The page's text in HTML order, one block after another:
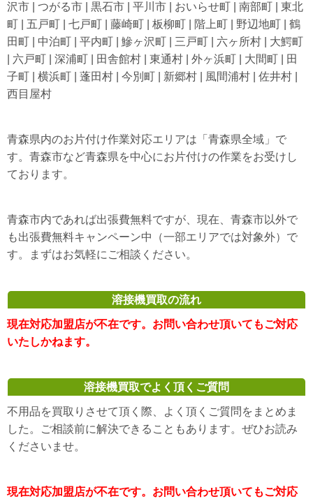
沢市 | つがる市 | 黒石市 | 平川市 | おいらせ町 | 南部町 | 東北
町 | 五戸町 | 七戸町 | 藤崎町 | 板柳町 | 階上町 | 野辺地町 | 鶴
田町 | 中泊町 | 平内町 | 鰺ヶ沢町 | 三戸町 | 六ヶ所村 | 大鰐町
| 六戸町 | 深浦町 | 田舎館村 | 東通村 | 外ヶ浜町 | 大間町 | 田
子町 | 横浜町 | 蓬田村 | 今別町 | 新郷村 | 風間浦村 | 佐井村 |
西目屋村
青森県内のお片付け作業対応エリアは「青森県全域」で
す。青森市など青森県を中心にお片付けの作業をお受けし
ております。
青森市内であれば出張費無料ですが、現在、青森市以外で
も出張費無料キャンペーン中（一部エリアでは対象外）で
す。まずはお気軽にご相談ください。
溶接機買取の流れ
現在対応加盟店が不在です。お問い合わせ頂いてもご対応
いたしかねます。
溶接機買取でよく頂くご質問
不用品を買取りさせて頂く際、よく頂くご質問をまとめま
した。ご相談前に解決できることもあります。ぜひお読み
くださいませ。
現在対応加盟店が不在です。お問い合わせ頂いてもご対応